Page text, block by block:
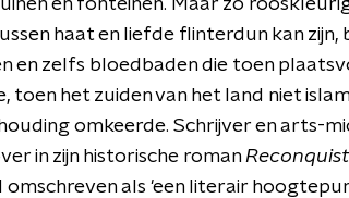
en fonteinen. Maar zo
haat en liefde flinterdun kan zijn,
en zelfs bloedbaden die toen
toen het zuiden van het land niet
omkeerde. Schrijver en arts-
in zijn historische roman
omschreven als 'een literair